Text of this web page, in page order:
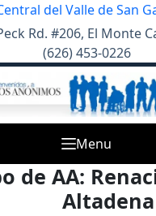
del Valle de San
Rd. #206, El Monte
(626) 453-0226
Menu
de AA:
Altadena